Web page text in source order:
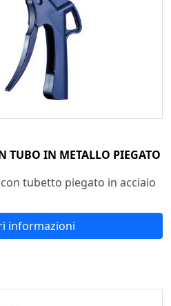
TUBO IN METALLO PIEGATO
con tubetto piegato in acciaio
informazioni